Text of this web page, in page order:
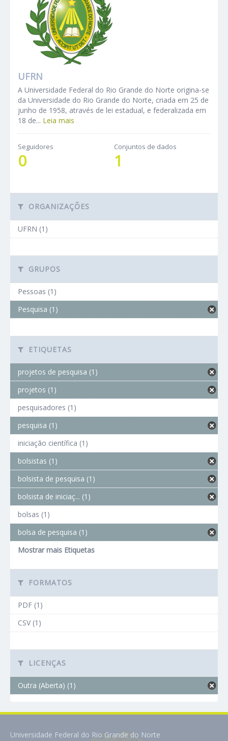
UFRN
A Universidade Federal do Rio Grande do Norte origina-se
da Universidade do Rio Grande do Norte, criada em 25 de
junho de 1958, através de lei estadual, e federalizada em
18 de... Leia mais
Seguidores
0
Conjuntos de dados
1
ORGANIZAÇÕES
UFRN (1)
GRUPOS
Pessoas (1)
Pesquisa (1)
ETIQUETAS
projetos de pesquisa (1)
projetos (1)
pesquisadores (1)
pesquisa (1)
iniciação científica (1)
bolsistas (1)
bolsista de pesquisa (1)
bolsista de iniciaç... (1)
bolsas (1)
bolsa de pesquisa (1)
Mostrar mais Etiquetas
FORMATOS
PDF (1)
CSV (1)
LICENÇAS
Outra (Aberta) (1)
Universidade Federal do Rio Grande do Norte